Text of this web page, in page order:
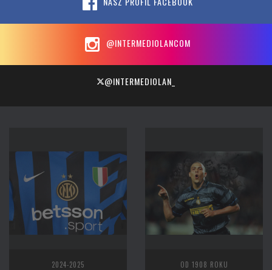
@INTERMEDIOLANCOM
@INTERMEDIOLAN_
2024-2025 OD 1908 ROKU